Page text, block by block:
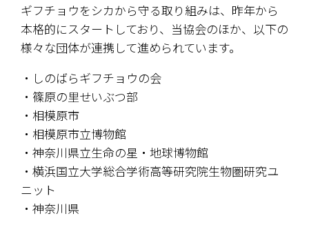
ギフチョウをシカから守る取り組みは、昨年から
本格的にスタートしており、当協会のほか、以下の
様々な団体が連携して進められています。
・しのばらギフチョウの会
・篠原の里せいぶつ部
・相模原市
・相模原市立博物館
・神奈川県立生命の星・地球博物館
・横浜国立大学総合学術高等研究院生物圏研究ユ
ニット
・神奈川県